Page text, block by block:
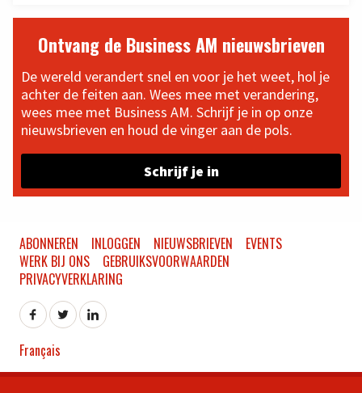
Ontvang de Business AM nieuwsbrieven
De wereld verandert snel en voor je het weet, hol je
achter de feiten aan. Wees mee met verandering,
wees mee met Business AM. Schrijf je in op onze
nieuwsbrieven en houd de vinger aan de pols.
Schrijf je in
ABONNEREN INLOGGEN NIEUWSBRIEVEN
EVENTS
WERK BIJ ONS
GEBRUIKSVOORWAARDEN
PRIVACYVERKLARING
Français